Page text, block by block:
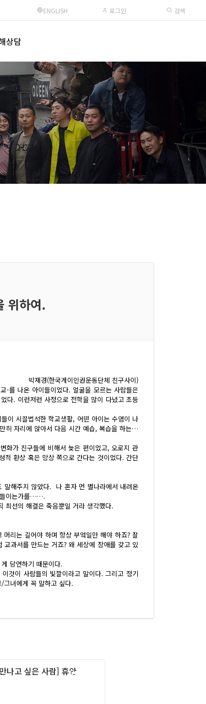
ENGLISH 로그인 검색
상담
위하여.
박재경(한국게이인권운동단체 친구사이)
-를 나온 아이들이었다. 얼굴을 모르는 사람들은
다. 이런저런 사정으로 전학을 많이 다녔고 초등
이 시끌법석한 학교생활, 어떤 아이는 수염이 나
히 자리에 앉아서 다음 시간 예습, 복습을 하는…
화가 친구들에 비해서 늦은 편이었고, 오로지 관
적 환상 혹은 망상 쪽으로 간다는 것이었다. 간단
말해주지 않았다. 나 혼자 먼 별나라에서 내려온
들이는가를…….
최선의 해결은 죽음뿐일 거라 생각했다.
리는 길어야 하며 항상 부엌일만 해야 하죠? 잘
과서를 만드는 거죠? 왜 세상에 장애를 갖고 있
당연하기 때문이다.
것이 사람들의 빛깔이라고 말이다. 그리고 정기
그녀에게 꼭 말하고 싶다.
Column
나고 싶은 사람] 휴안